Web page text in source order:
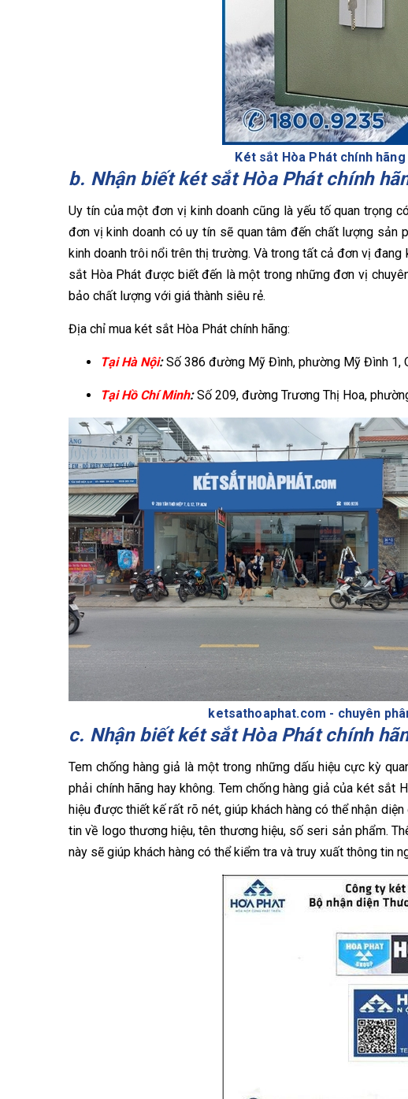
Két sắt Hòa Phát chính
b. Nhận biết két sắt Hòa Phát chính
Uy tín của một đơn vị kinh doanh cũng là yếu tố quan trọng
đơn vị kinh doanh có uy tín sẽ quan tâm đến chất lượng sản
kinh doanh trôi nổi trên thị trường. Và trong tất cả đơn vị
sắt Hòa Phát được biết đến là một trong những đơn vị
bảo chất lượng với giá thành siêu rẻ.
Địa chỉ mua két sắt Hòa Phát chính hãng:
Tại Hà Nội:Số 386 đường Mỹ Đình, phường Mỹ Đình 1,
Tại Hồ Chí Minh:Số 209, đường Trương Thị Hoa,
ketsathoaphat.com - chuyên
c. Nhận biết két sắt Hòa Phát chính
Tem chống hàng giả là một trong những dấu hiệu cực kỳ
phải chính hãng hay không. Tem chống hàng giả của két
hiệu được thiết kế rất rõ nét, giúp khách hàng có thể nhận
tin về logo thương hiệu, tên thương hiệu, số seri sản phẩm.
này sẽ giúp khách hàng có thể kiểm tra và truy xuất thông tin